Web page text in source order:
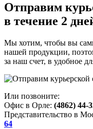
Отправим
в течение 2
Мы хотим, чтобы вы
нашей продукции,
за наш счет, в удобное
Или позвоните:
Офис в Орле: (4862) 44-
Представительство в
64